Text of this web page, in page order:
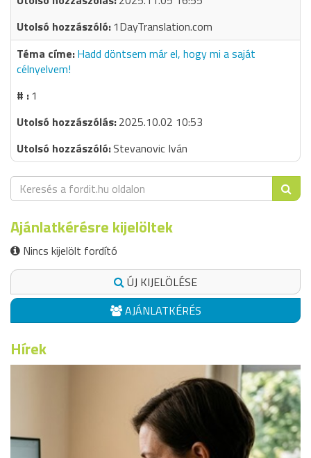
1DayTranslation.com
Hadd döntsem már el, hogy mi a saját
célnyelvem!
1
2025.10.02 10:53
Stevanovic Iván
Ajánlatkérésre kijelöltek
Nincs kijelölt fordító
ÚJ KIJELÖLÉSE
AJÁNLATKÉRÉS
Hírek